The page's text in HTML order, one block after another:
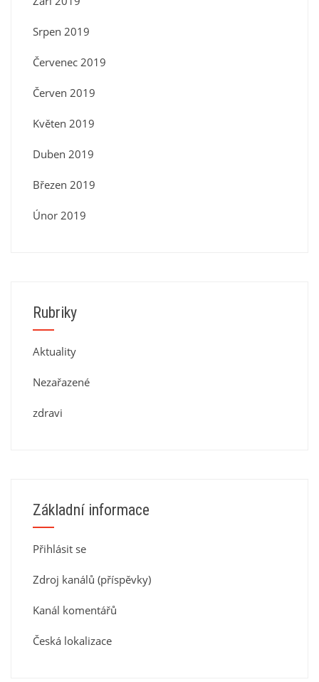
Srpen 2019
Červenec 2019
Červen 2019
Květen 2019
Duben 2019
Březen 2019
Únor 2019
Rubriky
Aktuality
Nezařazené
zdravi
Základní informace
Přihlásit se
Zdroj kanálů (příspěvky)
Kanál komentářů
Česká lokalizace